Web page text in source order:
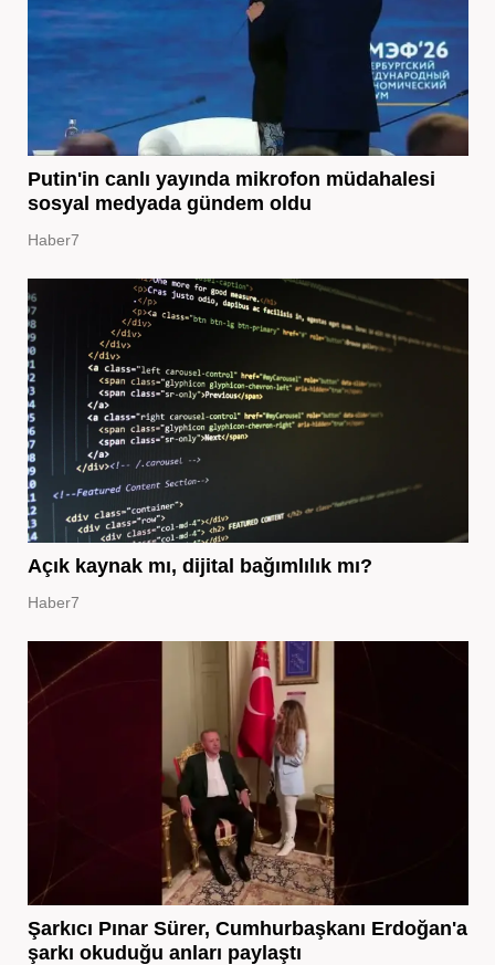
Putin'in canlı yayında mikrofon müdahalesi
sosyal medyada gündem oldu
Haber7
Açık kaynak mı, dijital bağımlılık mı?
Haber7
Şarkıcı Pınar Sürer, Cumhurbaşkanı Erdoğan'a
şarkı okuduğu anları paylaştı